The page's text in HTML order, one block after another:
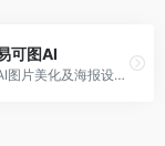
可图AI
AI图片美化及海报设计平台，专注于电商视觉设计。面向电商卖家，提供图片美化、海报设计、营销素材等服务，设计效率高。